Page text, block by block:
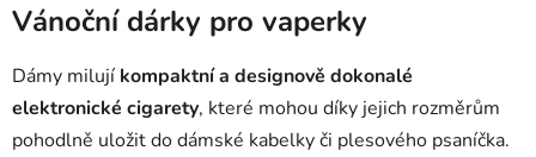
Vánoční dárky pro vaperky
Dámy milují kompaktní a designově dokonalé
elektronické cigarety, které mohou díky jejich rozměrům
pohodlně uložit do dámské kabelky či plesového psaníčka.